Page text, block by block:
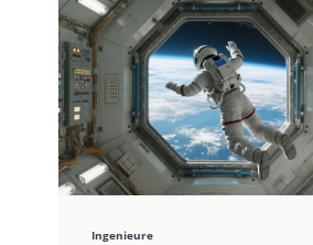
Ingenieure